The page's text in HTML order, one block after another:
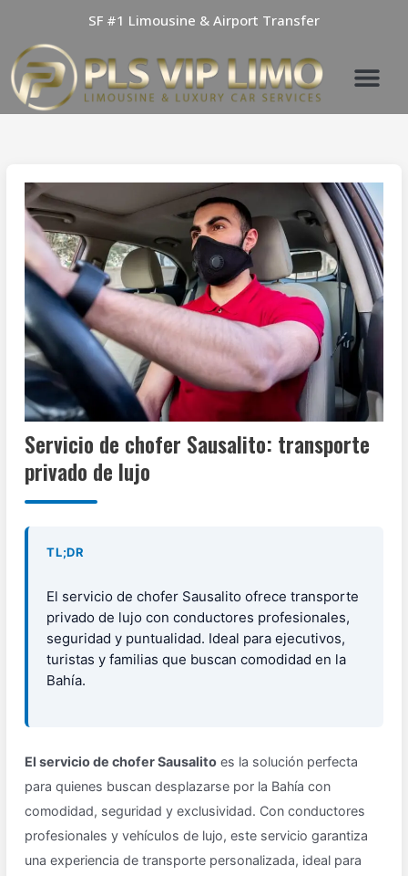
content
SF #1 Limousine & Airport Transfer
Servicio de chofer Sausalito: transporte
privado de lujo
TL;DR
El servicio de chofer Sausalito ofrece transporte
privado de lujo con conductores profesionales,
seguridad y puntualidad. Ideal para ejecutivos,
turistas y familias que buscan comodidad en la
Bahía.
El servicio de chofer Sausalito es la solución perfecta
para quienes buscan desplazarse por la Bahía con
comodidad, seguridad y exclusividad. Con conductores
profesionales y vehículos de lujo, este servicio garantiza
una experiencia de transporte personalizada, ideal para